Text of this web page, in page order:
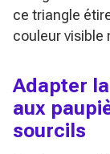
ce triangle
couleur visible
Adapter
aux
sourcils